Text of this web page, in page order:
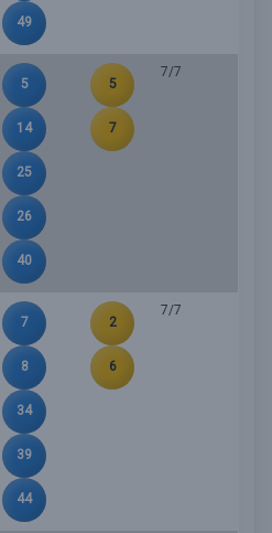
49
5
14
25
26
40
5
7
7/7
7
8
34
39
44
2
6
7/7